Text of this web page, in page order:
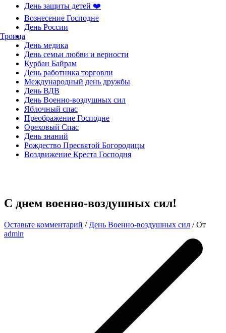
День защиты детей ❤️
Вознесение Господне
День России
Троица
День медика
День семьи любви и верности
Курбан Байрам
День работника торговли
Международный день дружбы
День ВДВ
День Военно-воздушных сил
Яблочный спас
Преображение Господне
Ореховый Спас
День знаний
Рождество Пресвятой Богородицы
Воздвижение Креста Господня
С днем военно-воздушных сил!
Оставьте комментарий / День Военно-воздушных сил / От
admin